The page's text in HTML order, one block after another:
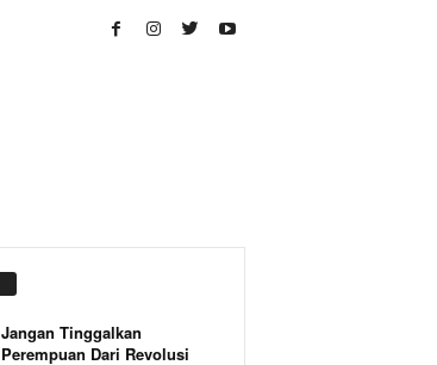
Jangan Tinggalkan
Perempuan Dari Revolusi